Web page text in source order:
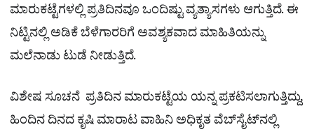
ಮಾರುಕಟ್ಟೆಗಳಲ್ಲಿ ಪ್ರತಿದಿನವೂ ಒಂದಿಷ್ಟು ವ್ಯತ್ಯಾಸಗಳು ಆಗುತ್ತಿದೆ. ಈ
ನಿಟ್ಟಿನಲ್ಲಿ ಅಡಿಕೆ ಬೆಳೆಗಾರರಿಗೆ ಅವಶ್ಯಕವಾದ ಮಾಹಿತಿಯನ್ನು
ಮಲೆನಾಡು ಟುಡೆ ನೀಡುತ್ತಿದೆ.
ವಿಶೇಷ ಸೂಚನೆ ಪ್ರತಿದಿನ ಮಾರುಕಟ್ಟೆಯ ಯನ್ನ ಪ್ರಕಟಿಸಲಾಗುತ್ತಿದ್ದು,
ಹಿಂದಿನ ದಿನದ ಕೃಷಿ ಮಾರಾಟ ವಾಹಿನಿ ಅಧಿಕೃತ ವೆಬ್‌ಸೈಟ್‌ನಲ್ಲಿ